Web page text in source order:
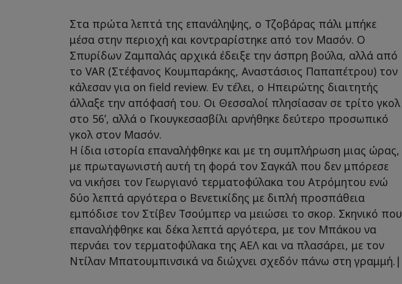
Στα πρώτα λεπτά της επανάληψης, ο Τζοβάρας πάλι μπήκε
μέσα στην περιοχή και κοντραρίστηκε από τον Μασόν. Ο
Σπυρίδων Ζαμπαλάς αρχικά έδειξε την άσπρη βούλα, αλλά από
το VAR (Στέφανος Κουμπαράκης, Αναστάσιος Παπαπέτρου) τον
κάλεσαν για on field review. Εν τέλει, ο Ηπειρώτης διαιτητής
άλλαξε την απόφασή του. Οι Θεσσαλοί πλησίασαν σε τρίτο γκολ
στο 56’, αλλά ο Γκουγκεσασβίλι αρνήθηκε δεύτερο προσωπικό
γκολ στον Μασόν.
Η ίδια ιστορία επαναλήφθηκε και με τη συμπλήρωση μιας ώρας,
με πρωταγωνιστή αυτή τη φορά τον Σαγκάλ που δεν μπόρεσε
να νικήσει τον Γεωργιανό τερματοφύλακα του Ατρόμητου ενώ
δύο λεπτά αργότερα ο Βενετικίδης με διπλή προσπάθεια
εμπόδισε τον Στίβεν Τσούμπερ να μειώσει το σκορ. Σκηνικό που
επαναλήφθηκε και δέκα λεπτά αργότερα, με τον Μπάκου να
περνάει τον τερματοφύλακα της ΑΕΛ και να πλασάρει, με τον
Ντίλαν Μπατουμπινσικά να διώχνει σχεδόν πάνω στη γραμμή.|